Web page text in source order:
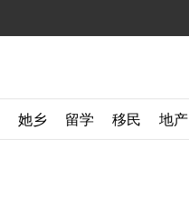
她乡 留学 移民 地产